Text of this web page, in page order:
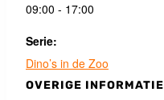
09:00 - 17:00
Serie:
Dino’s in de Zoo
OVERIGE INFORMATIE